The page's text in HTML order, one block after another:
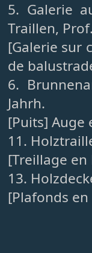
5. Galerie
Traillen,
[Galerie sur
de
6.
Jahrh.
[Puits] Auge
11.
[Treillage
13.
[Plafonds